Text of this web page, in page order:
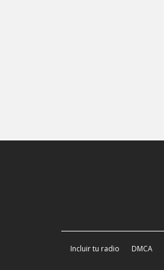
Incluir tu radio DMCA